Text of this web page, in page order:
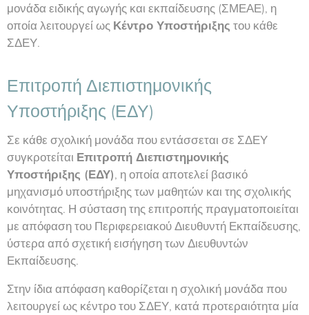
μονάδα ειδικής αγωγής και εκπαίδευσης (ΣΜΕΑΕ), η
οποία λειτουργεί ως Κέντρο Υποστήριξης του κάθε
ΣΔΕΥ.
Επιτροπή Διεπιστημονικής
Υποστήριξης (ΕΔΥ)
Σε κάθε σχολική μονάδα που εντάσσεται σε ΣΔΕΥ
συγκροτείται Επιτροπή Διεπιστημονικής
Υποστήριξης (ΕΔΥ), η οποία αποτελεί βασικό
μηχανισμό υποστήριξης των μαθητών και της σχολικής
κοινότητας. Η σύσταση της επιτροπής πραγματοποιείται
με απόφαση του Περιφερειακού Διευθυντή Εκπαίδευσης,
ύστερα από σχετική εισήγηση των Διευθυντών
Εκπαίδευσης.
Στην ίδια απόφαση καθορίζεται η σχολική μονάδα που
λειτουργεί ως κέντρο του ΣΔΕΥ, κατά προτεραιότητα μία